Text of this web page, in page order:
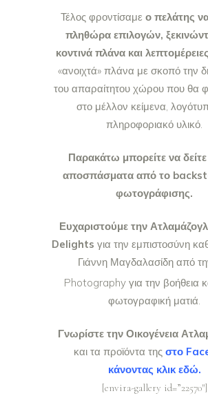
Τέλος φροντίσαμε ο πελάτης να
πληθώρα επιλογών,
κοντινά πλάνα και λεπτομέρειες
«ανοιχτά» πλάνα με σκοπό την
του απαραίτητου χώρου που θα
στο μέλλον κείμενα,
πληροφοριακό υλικό.
Παρακάτω μπορείτε να δείτε
αποσπάσματα από το
φωτογράφισης.
Ευχαριστούμε την
Delights για την εμπιστοσύνη
Γιάννη Μαγδαλασίδη από
Photography για την βοήθεια
φωτογραφική ματιά.
Γνωρίστε την Οικογένεια
και τα προϊόντα της στο
κάνοντας κλικ εδώ.
[envira-gallery id=”22570″]